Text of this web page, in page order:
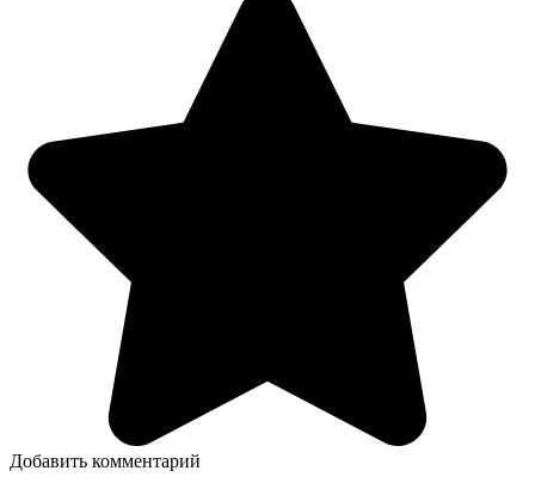
Добавить комментарий